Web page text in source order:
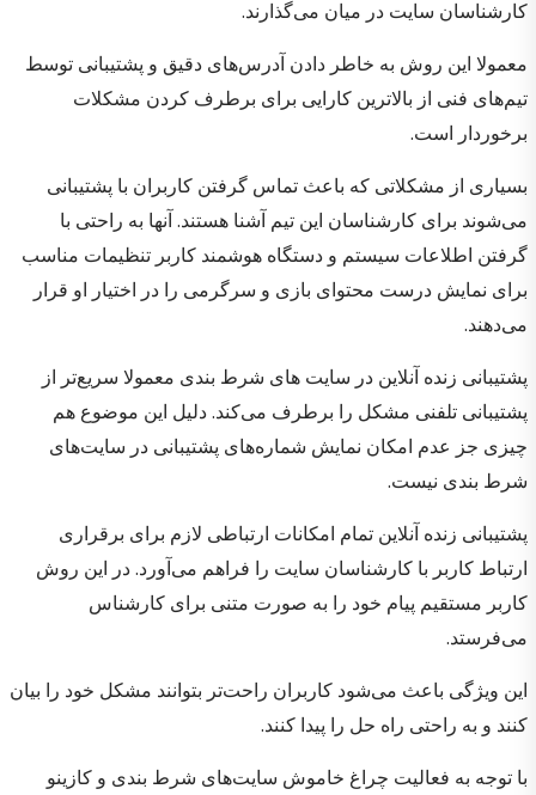
کارشناسان سایت در میان می‌گذارند.
معمولا این روش به خاطر دادن آدرس‌های دقیق و پشتیبانی توسط
تیم‌های فنی از بالاترین کارایی برای برطرف کردن مشکلات
برخوردار است.
بسیاری از مشکلاتی که باعث تماس گرفتن کاربران با پشتیبانی
می‌شوند برای کارشناسان این تیم آشنا هستند. آنها به راحتی با
گرفتن اطلاعات سیستم و دستگاه هوشمند کاربر تنظیمات مناسب
برای نمایش درست محتوای بازی و سرگرمی را در اختیار او قرار
می‌دهند.
پشتیبانی زنده آنلاین در سایت های شرط بندی معمولا سریع‌تر از
پشتیبانی تلفنی مشکل را برطرف می‌کند. دلیل این موضوع هم
چیزی جز عدم امکان نمایش شماره‌های پشتیبانی در سایت‌های
شرط بندی نیست.
پشتیبانی زنده آنلاین تمام امکانات ارتباطی لازم برای برقراری
ارتباط کاربر با کارشناسان سایت را فراهم می‌آورد. در این روش
کاربر مستقیم پیام خود را به صورت متنی برای کارشناس
می‌فرستد.
این ویژگی باعث می‌شود کاربران راحت‌تر بتوانند مشکل خود را بیان
کنند و به راحتی راه حل را پیدا کنند.
با توجه به فعالیت چراغ خاموش سایت‌های شرط بندی و کازینو